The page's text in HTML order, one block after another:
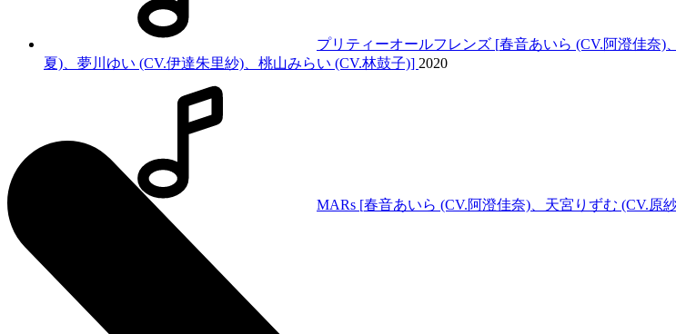
プリティーオールフレンズ [春音あいら (CV.阿澄佳奈)
夏)、夢川ゆい (CV.伊達朱里紗)、桃山みらい (CV.林鼓子)] 2020
MARs [春音あいら (CV.阿澄佳奈) 、天宮りずむ (CV.原